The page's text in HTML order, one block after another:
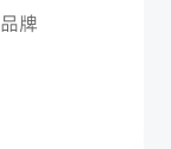
牌